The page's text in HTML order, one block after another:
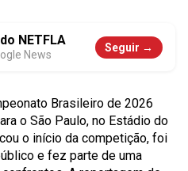
NETFLA
News
Seguir →
Brasileiro de 2026
o São Paulo, no Estádio do
o início da competição, foi
e fez parte de uma